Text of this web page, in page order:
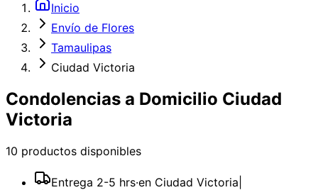
Inicio
Envío de Flores
Tamaulipas
Ciudad Victoria
Condolencias a Domicilio Ciudad
Victoria
10 productos disponibles
Entrega 2-5 hrs·en Ciudad Victoria